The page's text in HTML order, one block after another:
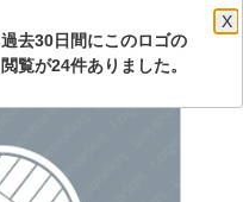
過去30日間にこのロゴの
X
閲覧が24件ありました。